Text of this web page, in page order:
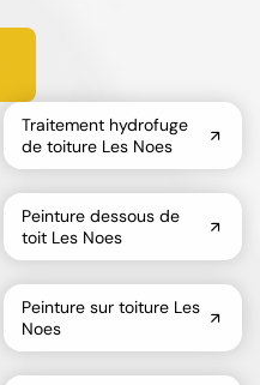
Traitement hydrofuge
de toiture Les Noes
Peinture dessous de
toit Les Noes
Peinture sur toiture Les
Noes